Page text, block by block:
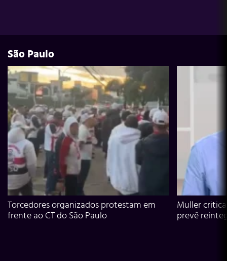
São Paulo
Torcedores organizados protestam em
frente ao CT do São Paulo
Muller
prevê